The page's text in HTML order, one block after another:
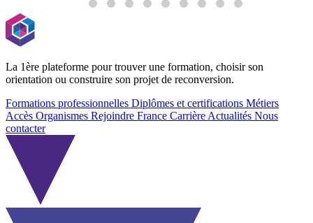
La 1ère plateforme pour trouver une formation, choisir son
orientation ou construire son projet de reconversion.
Formations professionnelles Diplômes et certifications Métiers
Accès Organismes Rejoindre France CarrièreActualités Nous
contacter